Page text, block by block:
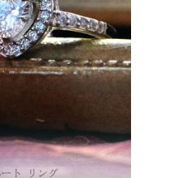
トップ、ファミリーマート
き後の画面上とメールでもお
い。
decor からのメールを受信